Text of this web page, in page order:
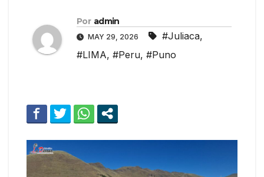
Por admin
MAY 29, 2026 #Juliaca,
#LIMA, #Peru, #Puno